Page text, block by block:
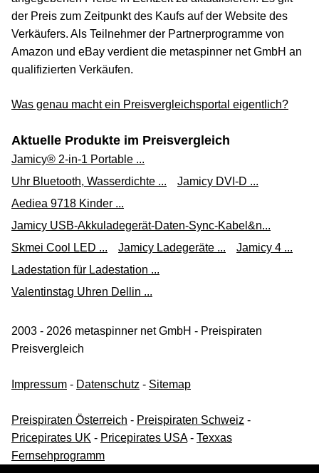
der Preis zum Zeitpunkt des Kaufs auf der Website des
Verkäufers. Als Teilnehmer der Partnerprogramme von
Amazon und eBay verdient die metaspinner net GmbH an
qualifizierten Verkäufen.
Was genau macht ein Preisvergleichsportal eigentlich?
Aktuelle Produkte im Preisvergleich
Jamicy® 2-in-1 Portable ...
Uhr Bluetooth, Wasserdichte ...
Jamicy DVI-D ...
Aediea 9718 Kinder ...
Jamicy USB-Akkuladegerät-Daten-Sync-Kabel&n...
Skmei Cool LED ...
Jamicy Ladegeräte ...
Jamicy 4 ...
Ladestation für Ladestation ...
Valentinstag Uhren Dellin ...
2003 - 2026 metaspinner net GmbH - Preispiraten
Preisvergleich
Impressum - Datenschutz - Sitemap
Preispiraten Österreich - Preispiraten Schweiz -
Pricepirates UK - Pricepirates USA- Texxas
Fernsehprogramm